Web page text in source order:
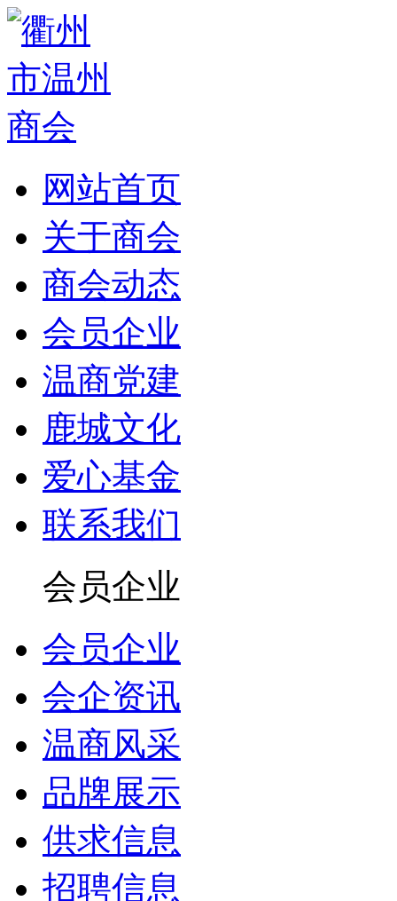
网站首页
关于商会
商会动态
会员企业
温商党建
鹿城文化
爱心基金
联系我们
会员企业
会员企业
会企资讯
温商风采
品牌展示
供求信息
招聘信息